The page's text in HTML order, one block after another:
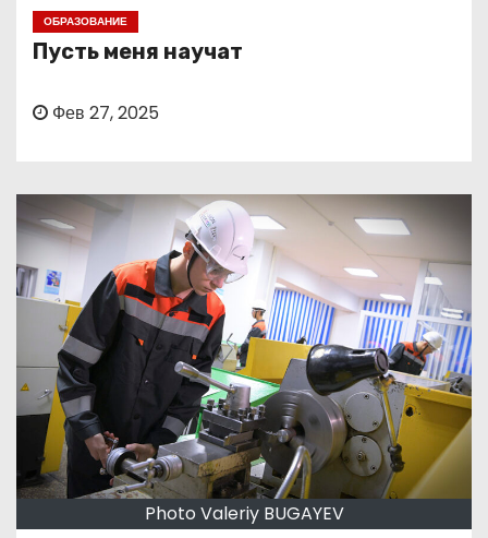
ОБРАЗОВАНИЕ
Пусть меня научат
Фев 27, 2025
Photo Valeriy BUGAYEV